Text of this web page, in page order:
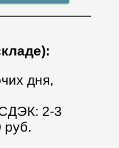
дня,
2-3
руб.